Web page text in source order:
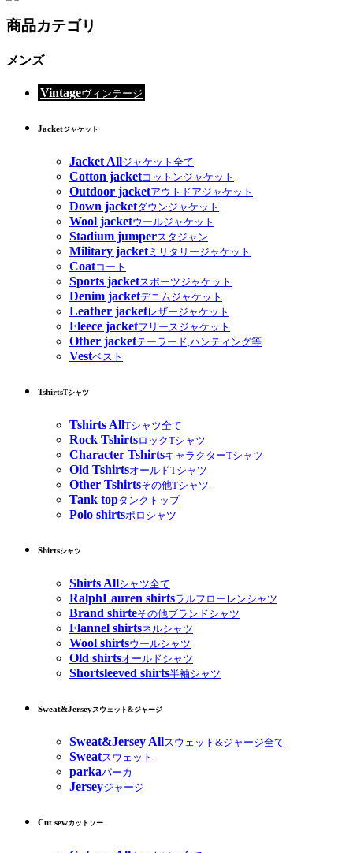
商品カテゴリ
メンズ
Vintageヴィンテージ
Jacketジャケット
Jacket Allジャケット全て
Cotton jacketコットンジャケット
Outdoor jacketアウトドアジャケット
Down jacketダウンジャケット
Wool jacketウールジャケット
Stadium jumperスタジャン
Military jacketミリタリージャケット
Coatコート
Sports jacketスポーツジャケット
Denim jacketデニムジャケット
Leather jacketレザージャケット
Fleece jacketフリースジャケット
Other jacketテーラード,ハンティング等
Vestベスト
TshirtsTシャツ
Tshirts AllTシャツ全て
Rock TshirtsロックTシャツ
Character TshirtsキャラクターTシャツ
Old TshirtsオールドTシャツ
Other Tshirtsその他Tシャツ
Tank topタンクトップ
Polo shirtsポロシャツ
Shirtsシャツ
Shirts Allシャツ全て
RalphLauren shirtsラルフローレンシャツ
Brand shirteその他ブランドシャツ
Flannel shirtsネルシャツ
Wool shirtsウールシャツ
Old shirtsオールドシャツ
Shortsleeved shirts半袖シャツ
Sweat&Jerseyスウェット&ジャージ
Sweat&Jersey Allスウェット&ジャージ全て
Sweatスウェット
parkaパーカ
Jerseyジャージ
Cut sewカットソー